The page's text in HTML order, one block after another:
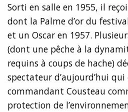
Sorti en salle en 1955, il
dont la Palme d’or du
et un Oscar en 1957.
(dont une pêche à la
requins à coups de hache)
spectateur d’aujourd’hui
commandant Cousteau
protection de